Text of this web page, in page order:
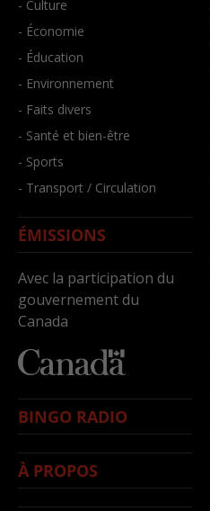
- Culture
- Économie
- Éducation
- Environnement
- Faits divers
- Santé et bien-être
- Sports
- Transport / Circulation
ÉMISSIONS
Avec la participation du
gouvernement du
Canada
BINGO RADIO
À PROPOS